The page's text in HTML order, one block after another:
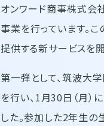
オンワード商事株式会
事業を行っています。
提供する新サービスを
第一弾として、筑波大
を行い、1月30日（月
した。参加した2年生